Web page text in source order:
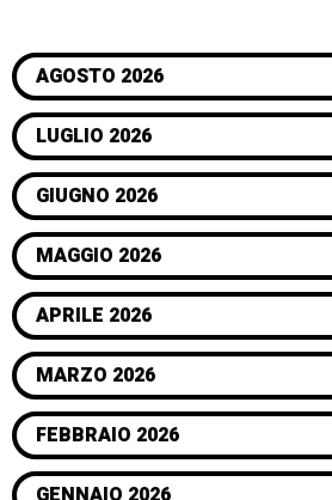
AGOSTO 2026
LUGLIO 2026
GIUGNO 2026
MAGGIO 2026
APRILE 2026
MARZO 2026
FEBBRAIO 2026